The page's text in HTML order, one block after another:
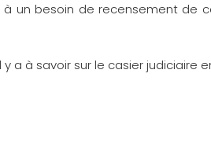
à un besoin de recensement de
à savoir sur le casier judiciaire